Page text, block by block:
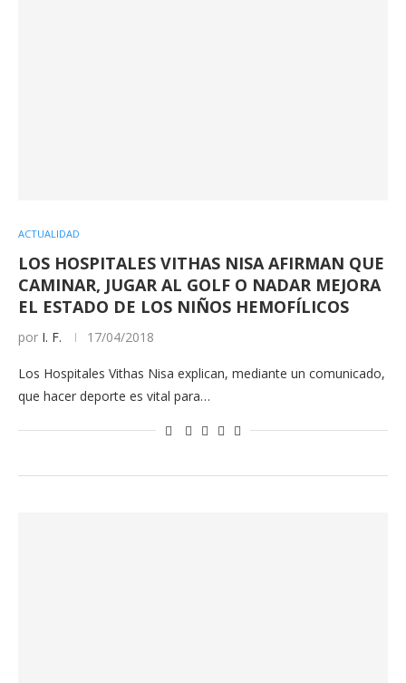
ACTUALIDAD
LOS HOSPITALES VITHAS NISA AFIRMAN QUE
CAMINAR, JUGAR AL GOLF O NADAR MEJORA
EL ESTADO DE LOS NIÑOS HEMOFÍLICOS
por I. F. 17/04/2018
Los Hospitales Vithas Nisa explican, mediante un comunicado,
que hacer deporte es vital para…